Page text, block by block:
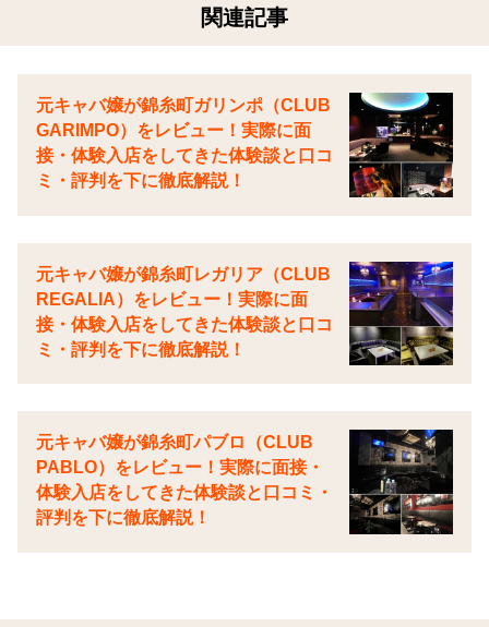
関連記事
元キャバ嬢が錦糸町ガリンポ（CLUB
GARIMPO）をレビュー！実際に面
接・体験入店をしてきた体験談と口コ
ミ・評判を下に徹底解説！
元キャバ嬢が錦糸町レガリア（CLUB
REGALIA）をレビュー！実際に面
接・体験入店をしてきた体験談と口コ
ミ・評判を下に徹底解説！
元キャバ嬢が錦糸町パブロ（CLUB
PABLO）をレビュー！実際に面接・
体験入店をしてきた体験談と口コミ・
評判を下に徹底解説！